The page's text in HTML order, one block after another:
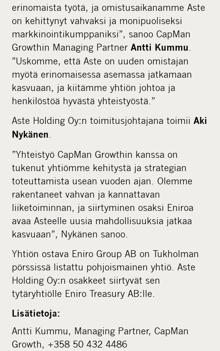
erinomaista työtä, ja omistusaikanamme Aste
on kehittynyt vahvaksi ja monipuoliseksi
markkinointikumppaniksi”, sanoo CapMan
Growthin Managing Partner Antti Kummu
”Uskomme, että Aste on uuden omistajan
myötä erinomaisessa asemassa jatkamaan
kasvuaan, ja kiitämme yhtiön johtoa ja
henkilöstöä hyvästä yhteistyöstä.”
Aste Holding Oy:n toimitusjohtajana toimii Aki
Nykänen
”Yhteistyö CapMan Growthin kanssa on
tukenut yhtiömme kehitystä ja strategian
toteuttamista usean vuoden ajan. Olemme
rakentaneet vahvan ja kannattavan
liiketoiminnan, ja siirtyminen osaksi Eniroa
avaa Asteelle uusia mahdollisuuksia jatkaa
kasvuaan”, Nykänen sanoo.
Yhtiön ostava Eniro Group AB on Tukholman
pörssissä listattu pohjoismainen yhtiö. Aste
Holding Oy:n osakkeet siirtyvät sen
tytäryhtiölle Eniro Treasury AB:lle.
Lisätietoja:
Antti Kummu, Managing Partner, CapMan
Growth, +358 50 432 4486